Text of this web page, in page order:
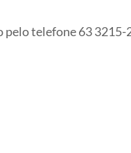
telefone 63